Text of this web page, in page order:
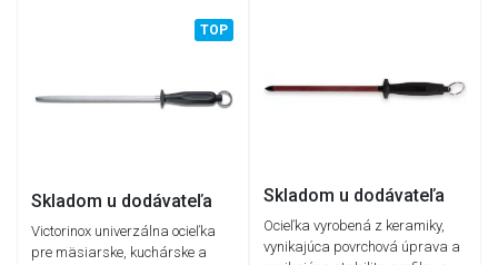
TOP
Skladom u dodávateľa
Victorinox univerzálna ocieľka
pre mäsiarske, kuchárske a
Skladom u dodávateľa
Ocieľka vyrobená z keramiky,
vynikajúca povrchová úprava a